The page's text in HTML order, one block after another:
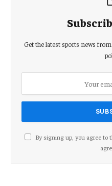
Get the latest sports news
By signing up, you agree to